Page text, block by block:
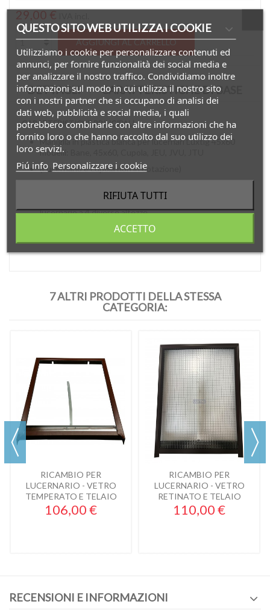
29,00 €
AGGIUNGI AL CARRELLO
DETTAGLI CARATTERISTICHE DI BASE
CARATTERISTICHE PRINCIPALI
Maniglia in plastica bianca per lucernari Luxtig 45x60
modelli: Bane, 45x60, Cupola, JEU, JVU, JTU
(Lucernario e cupola non in dotazione)
Diversi gradini di altezza; permette di aprire il
lucernario a 4 diverse altezze.
Include le vite e il bullone per poterla agganciare al
7 ALTRI PRODOTTI DELLA STESSA
CATEGORIA:
RICAMBIO PER
LUCERNARIO - VETRO
TEMPERATO E TELAIO
45X60...
106,00 €
RICAMBIO PER
LUCERNARIO - VETRO
RETINATO E TELAIO
45X60...
110,00 €
RECENSIONI E INFORMAZIONI
QUESTO SITO WEB UTILIZZA I COOKIE
Utilizziamo i cookie per personalizzare contenuti ed
annunci, per fornire funzionalità dei social media e
per analizzare il nostro traffico. Condividiamo inoltre
informazioni sul modo in cui utilizza il nostro sito
con i nostri partner che si occupano di analisi dei
dati web, pubblicità e social media, i quali
potrebbero combinarle con altre informazioni che ha
fornito loro o che hanno raccolto dal suo utilizzo dei
loro servizi.
Piú info Personalizzare i cookie
RIFIUTA TUTTI
ACCETTO